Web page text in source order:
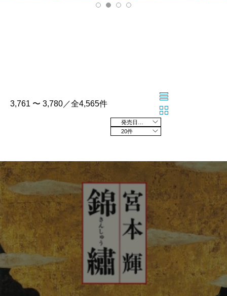
3,761 〜 3,780／全4,565件
20件